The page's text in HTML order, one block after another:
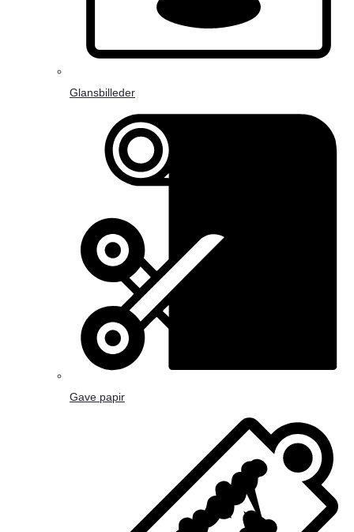
Glansbilleder
Gave papir